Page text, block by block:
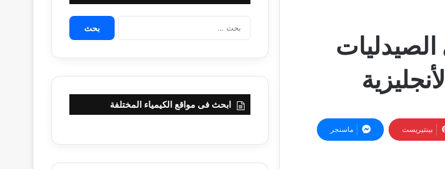
بينتيريست ماسنجر
البحث
ابحث فى مواقع الكيمياء المختلفة